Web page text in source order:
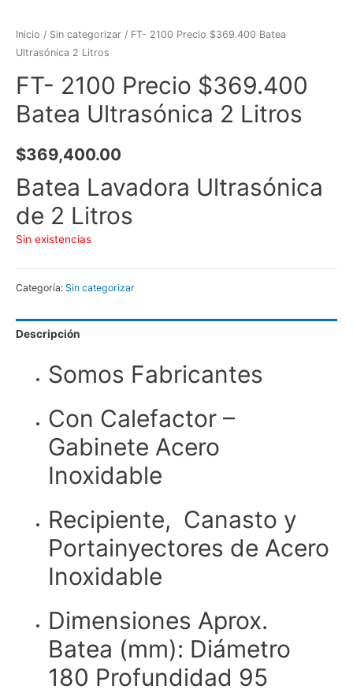
Inicio / Sin categorizar / FT- 2100 Precio $369.400 Batea
Ultrasónica 2 Litros
FT- 2100 Precio $369.400
Batea Ultrasónica 2 Litros
$369,400.00
Batea Lavadora Ultrasónica
de 2 Litros
Sin existencias
Categoría: Sin categorizar
Descripción
Somos Fabricantes
Con Calefactor –
Gabinete Acero
Inoxidable
Recipiente, Canasto y
Portainyectores de Acero
Inoxidable
Dimensiones Aprox.
Batea (mm): Diámetro
180 Profundidad 95